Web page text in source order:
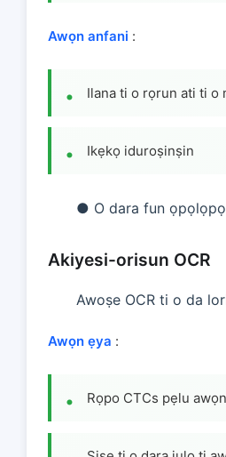
Awọn anfani :
Ilana ti o rọrun ati ti o
Ikẹkọ iduroṣinṣin
● O dara fun
Akiyesi-orisun OCR
Awoṣe OCR ti o da
Awọn ẹya :
Rọpo CTCs pẹlu